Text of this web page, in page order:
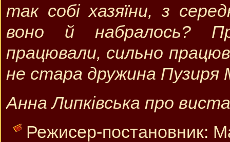
так собі хазяїни, з
воно й набралось?
працювали, сильно
не стара дружина Пузиря
Анна Липківська про
Режисер-постановник: